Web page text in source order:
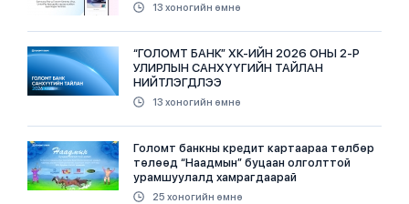
13 хоногийн өмнө
“ГОЛОМТ БАНК” ХК-ИЙН 2026 ОНЫ 2-Р
УЛИРЛЫН САНХҮҮГИЙН ТАЙЛАН
НИЙТЛЭГДЛЭЭ
13 хоногийн өмнө
Голомт банкны кредит картаараа төлбөр
төлөөд “Наадмын” буцаан олголттой
урамшуулалд хамрагдаарай
25 хоногийн өмнө